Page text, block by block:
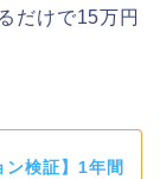
だけで15万円
ン検証】1年間